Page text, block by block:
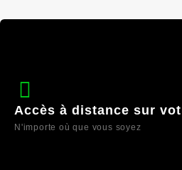
Accès à distance sur
N'importe où que vous soyez